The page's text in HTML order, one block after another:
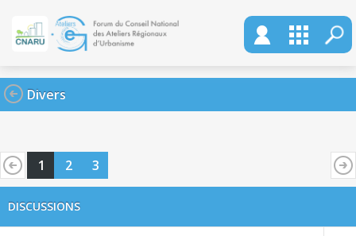
Divers
1 2 3
DISCUSSIONS